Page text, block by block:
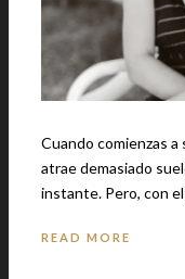
Cuando comienzas
atrae demasiado
instante.
READ MORE